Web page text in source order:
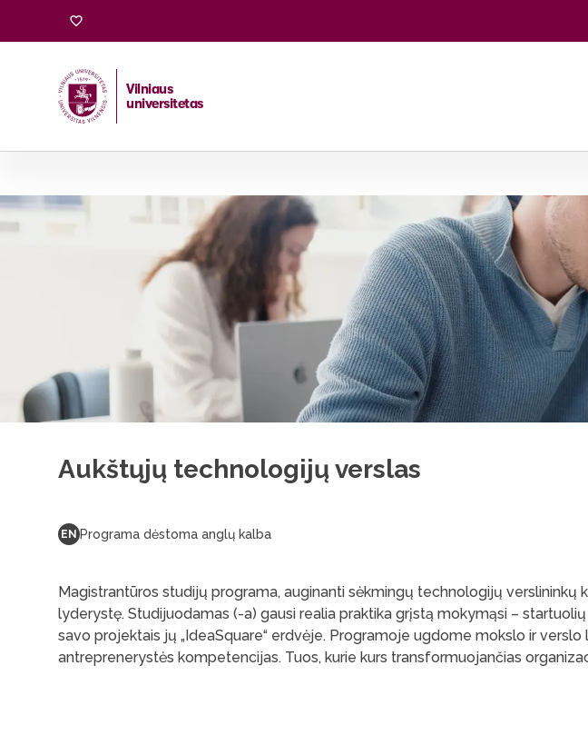
Vilniaus
universitetas
Aukštųjų technologijų verslas
EN Programa dėstoma anglų kalba
Magistrantūros studijų programa, auginanti sėkmingų technologijų
lyderystę. Studijuodamas (-a) gausi realia praktika grįstą mokymąsi –
savo projektais jų „IdeaSquare“ erdvėje. Programoje ugdome mokslo ir
antreprenerystės kompetencijas. Tuos, kurie kurs transformuojančias